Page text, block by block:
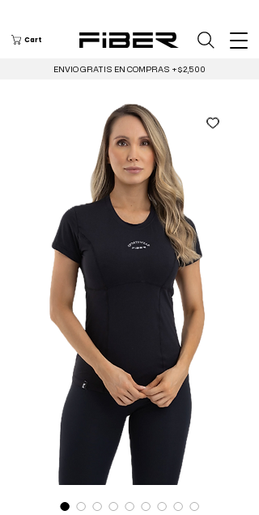
Cart
ENVIO GRATIS EN COMPRAS +$2,500